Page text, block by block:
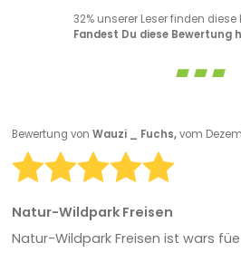
32% unserer Leser finden
Fandest Du diese Bewertung
Bewertung von Wauzi _ Fuchs,vom
Natur-Wildpark Freisen
Natur-Wildpark Freisen ist wars